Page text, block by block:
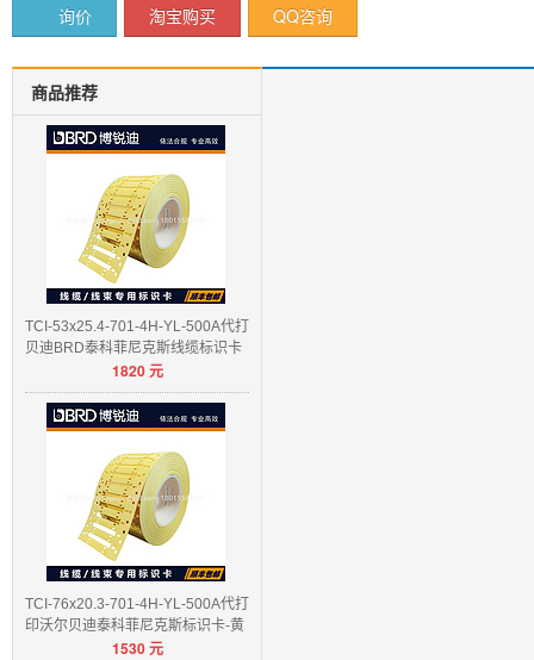
询价 淘宝购买 QQ咨询
商品推荐
TCI-53x25.4-701-4H-YL-500A代打
贝迪BRD泰科菲尼克斯线缆标识卡
1820元
TCI-76x20.3-701-4H-YL-500A代打
印沃尔贝迪泰科菲尼克斯标识卡-黄
1530元